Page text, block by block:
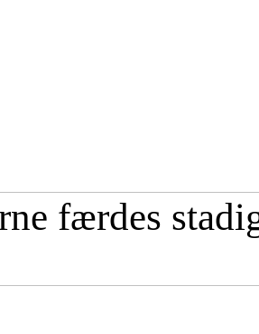
færdes